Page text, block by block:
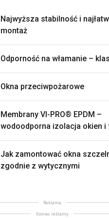
Najwyższa stabilność i
montaż
Odporność na włamanie –
Okna przeciwpożarowe
Membrany VI-PRO® EPDM –
wodoodporna izolacja okien i
Jak zamontować okna
zgodnie z wytycznymi
Reklama
Koniec reklamy